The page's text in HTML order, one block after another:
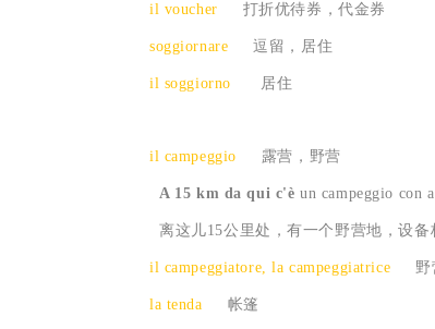
il voucher 打折优待券，代金券
soggiornare 逗留，居住
il soggiorno 居住
il campeggio 露营，野营
A 15 km da qui c'è un campeggio con
离这儿15公里处，有一个野营地，设备
il campeggiatore, la campeggiatrice 野
la tenda 帐篷